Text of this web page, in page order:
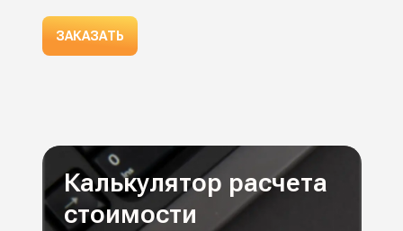
ЗАКАЗАТЬ
Калькулятор расчета
стоимости